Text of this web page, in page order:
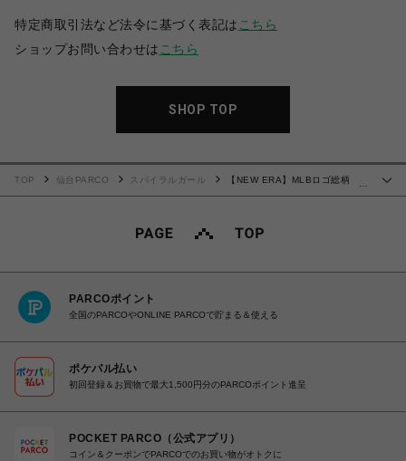
特定商取引法など法令に基づく表記は こちら
ショップお問い合わせは こちら
SHOP TOP
TOP 仙台PARCO スパイラルガール
【NEW ERA】MLBロゴ総柄
PARCOポイント
全国のPARCOやONLINE PARCOで貯まる＆使える
ポケパル払い
初回登録＆お買物で最大1,500円分のPARCOポイント進呈
POCKET PARCO（公式アプリ）
コイン＆クーポンでPARCOでのお買い物がオトクに